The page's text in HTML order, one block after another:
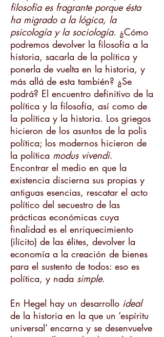
filosofía es fragrante porque ésta
ha migrado a la lógica, la
psicología y la sociología. ¿Cómo
podremos devolver la filosofía a la
historia, sacarla de la política y
ponerla de vuelta en la historia, y
más allá de esta también? ¿Se
podrá? El encuentro definitivo de la
política y la filosofía, así como de
la política y la historia. Los griegos
hicieron de los asuntos de la polis
política; los modernos hicieron de
la política modus vivendi.
Encontrar el medio en que la
existencia discierna sus propias y
antiguas esencias, rescatar el acto
político del secuestro de las
prácticas económicas cuya
finalidad es el enriquecimiento
(ilícito) de las élites, devolver la
economía a la creación de bienes
para el sustento de todos: eso es
política, y nada simple.
En Hegel hay un desarrollo ideal
de la historia en la que un ‘espíritu
universal’ encarna y se desenvuelve